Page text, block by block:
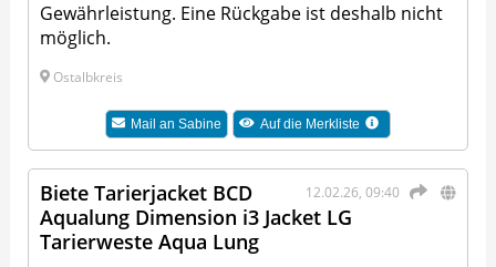
Gewährleistung. Eine Rückgabe ist deshalb nicht
möglich.
Ostalbkreis
Mail an Sabine Auf die Merkliste
12.02.26, 09:40
Biete Tarierjacket BCD
Aqualung Dimension i3 Jacket LG
Tarierweste Aqua Lung